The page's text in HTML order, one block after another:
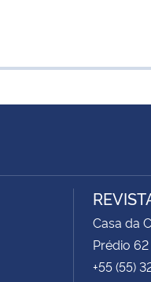
Casa da
Prédio
+55 (55)